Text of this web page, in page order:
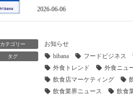
2026-06-06
カテゴリー お知らせ
タグ hibana フードビジネス
外食トレンド
外食ニュ
飲食店マーケティング
飲食業界ニュース
飲食